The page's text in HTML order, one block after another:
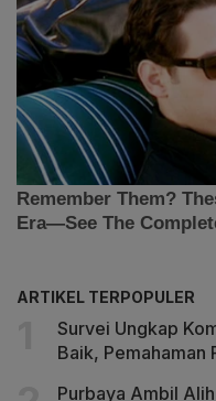
ARTIKEL TERPOPULER
Survei Ungkap
Baik, Pemahaman
Purbaya Ambil